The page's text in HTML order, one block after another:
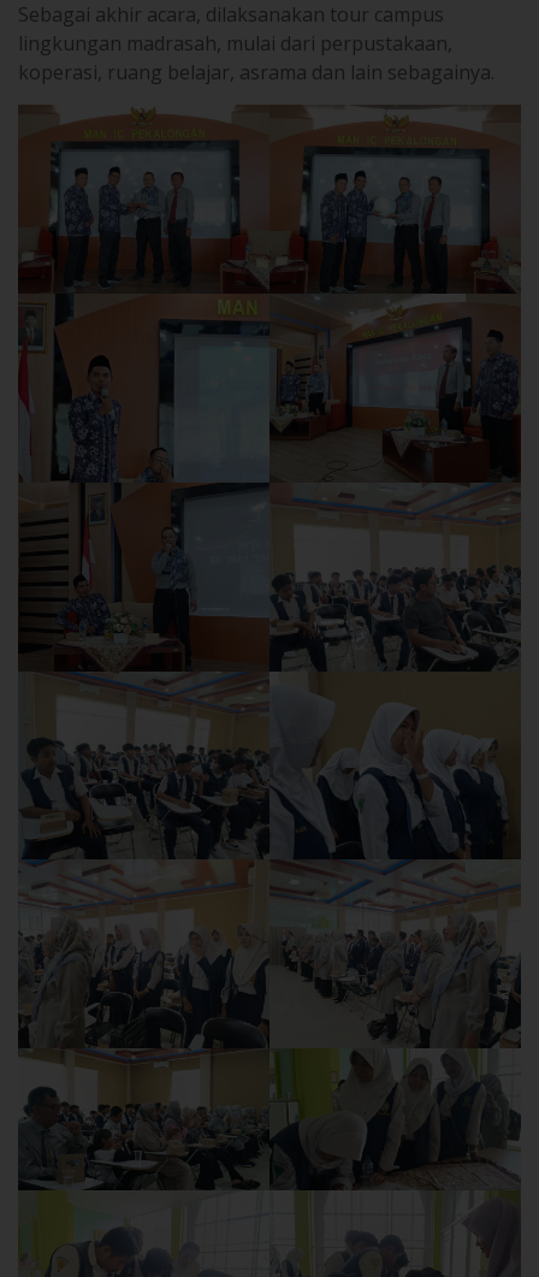
Sebagai akhir acara, dilaksanakan tour campus
lingkungan madrasah, mulai dari perpustakaan,
koperasi, ruang belajar, asrama dan lain sebagainya.